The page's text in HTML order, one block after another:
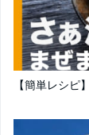
【簡単レシピ